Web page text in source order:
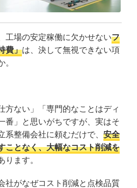
工場の安定稼働に欠かせないフ
費」は、決して無視できない項
。
方ない」「専門的なことはディ
番」と思いがちですが、実はそ
系整備会社に頼むだけで、 安全
ことなく、大幅なコスト削減を
ります。
社がなぜコスト削減と点検品質